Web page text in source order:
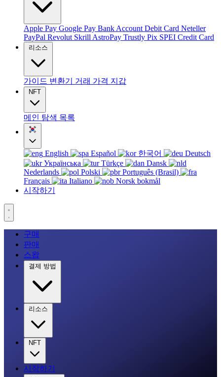
Apple Pay Google Pay Bank Account Debit Card Neteller
PayPal Revolut Skrill AstroPay Trustly Pix SPEI Credit Card
리소스
가이드 변환기 거래 가격 지갑
NFT
메인 탐색 목록
English Español 한국어
Deutsch
Українська
Türkçe
Dansk
Nederlands
Polski
Português (Brasil)
Français
Italiano
Norsk bokmål
시작하기
구매
판매
스왑
결제 방법
리소스
NFT
시작하기